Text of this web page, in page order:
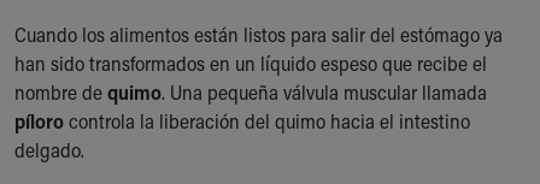
Cuando los alimentos están listos para salir del estómago ya
han sido transformados en un líquido espeso que recibe el
nombre dequimo. Una pequeña válvula muscular llamada
pílorocontrola la liberación del quimo hacia el intestino
delgado.